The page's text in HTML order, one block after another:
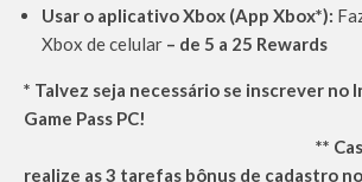
Usar o aplicativo Xbox (App Xbox*):
Xbox de celular – de 5 a 25 Rewards
* Talvez seja necessário se inscrever no
Game
**
realize as 3 tarefas bônus de cadastro